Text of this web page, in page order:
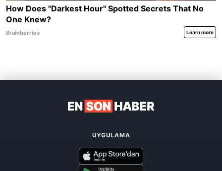
UYGULAMA